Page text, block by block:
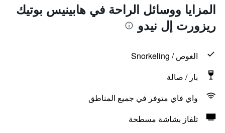
المزايا ووسائل الراحة في هابينيس بوتيك
ريزورت إل نيدو
الغوص / Snorkeling
بار / صالة
واي فاي متوفر في جميع المناطق
تلفاز بشاشة مسطحة